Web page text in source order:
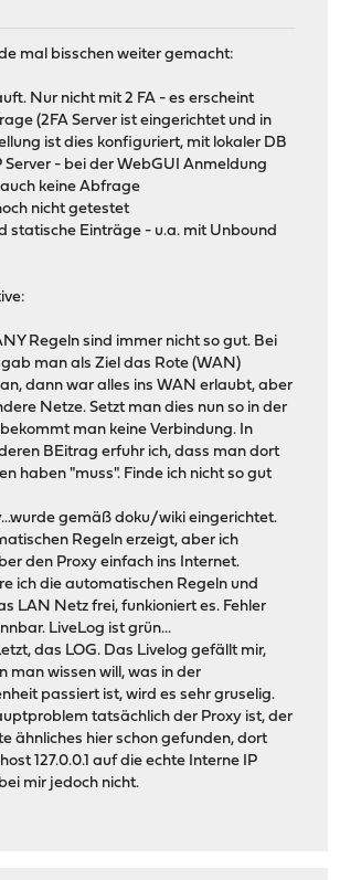
mal bisschen weiter gemacht:
Nur nicht mit 2 FA - es erscheint
(2FA Server ist eingerichtet und in
ist dies konfiguriert, mit lokaler DB
Server - bei der WebGUI Anmeldung
keine Abfrage
nicht getestet
statische Einträge - u.a. mit Unbound
Regeln sind immer nicht so gut. Bei
man als Ziel das Rote (WAN)
dann war alles ins WAN erlaubt, aber
Netze. Setzt man dies nun so in der
man keine Verbindung. In
BEitrag erfuhr ich, dass man dort
haben "muss". Finde ich nicht so gut
gemäß doku/wiki eingerichtet.
Regeln erzeigt, aber ich
den Proxy einfach ins Internet.
ich die automatischen Regeln und
LAN Netz frei, funkioniert es. Fehler
LiveLog ist grün...
das LOG. Das Livelog gefällt mir,
man wissen will, was in der
passiert ist, wird es sehr gruselig.
tatsächlich der Proxy ist, der
ähnliches hier schon gefunden, dort
127.0.0.1 auf die echte Interne IP
mir jedoch nicht.